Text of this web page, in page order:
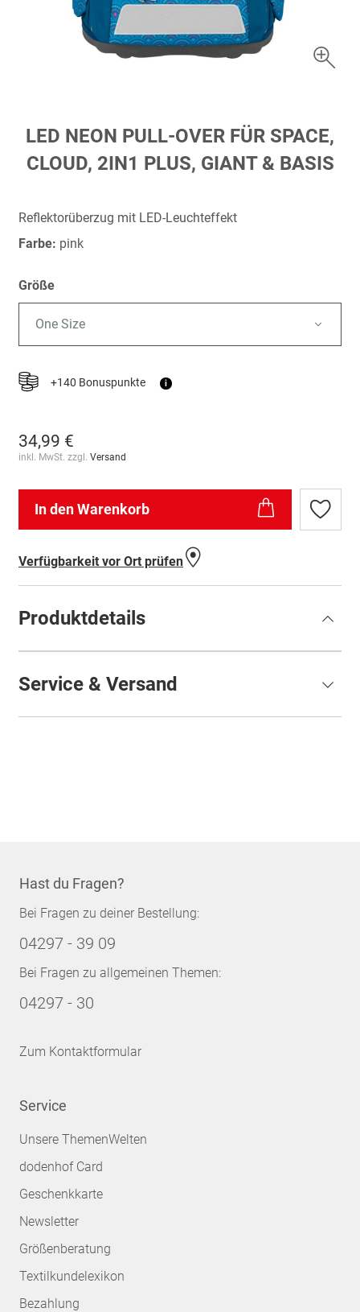
Zum
Anfang
der
LED NEON PULL-OVER FÜR SPACE,
CLOUD, 2IN1 PLUS, GIANT & BASIS
Reflektorüberzug mit LED-Leuchteffekt
Farbe: pink
Größe
One Size
+140 Bonuspunkte i
34,99 €
inkl. MwSt. zzgl. Versand
In den Warenkorb
Zur
Verfügbarkeit vor Ort prüfen
Produktdetails
Service & Versand
Hast du Fragen?
Bei Fragen zu deiner Bestellung:
04297 - 39 09
Bei Fragen zu allgemeinen Themen:
04297 - 30
Zum Kontaktformular
Service
Unsere ThemenWelten
dodenhof Card
Geschenkkarte
Newsletter
Größenberatung
Textilkundelexikon
Bezahlung